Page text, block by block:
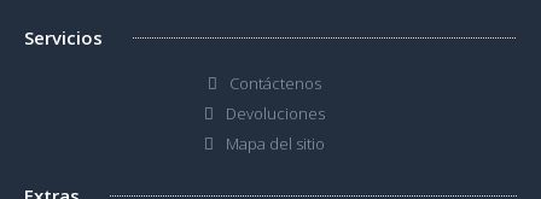
Servicios
Contáctenos
Devoluciones
Mapa del sitio